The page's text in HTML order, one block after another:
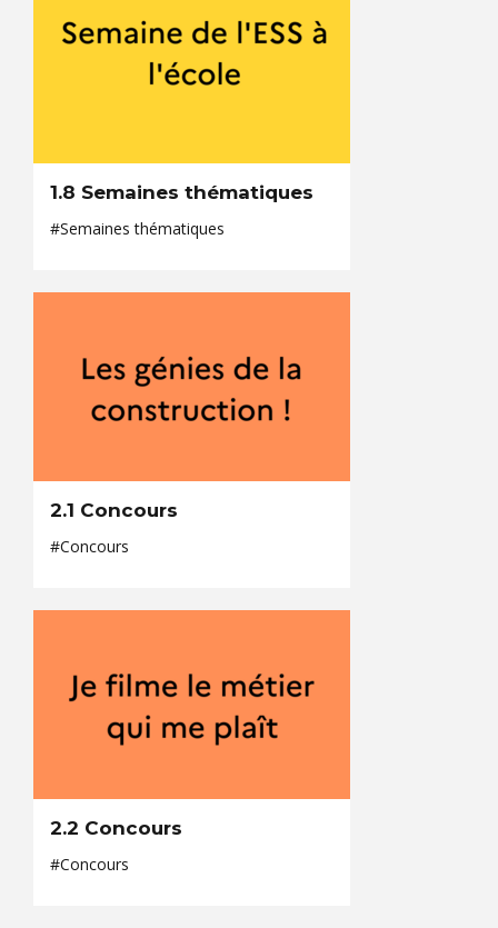
1.8 Semaines thématiques
#Semaines thématiques
2.1 Concours
#Concours
2.2 Concours
#Concours